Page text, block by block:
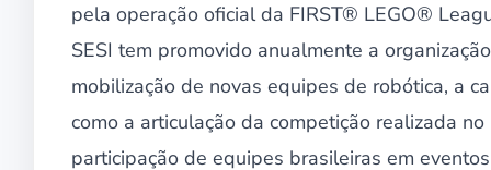
pela operação oficial da FIRST® LEGO®
SESI tem promovido anualmente a
mobilização de novas equipes de robótica, a
como a articulação da competição realizada
participação de equipes brasileiras em